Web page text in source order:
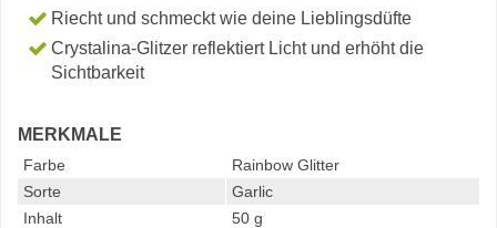
Riecht und schmeckt wie deine Lieblingsdüfte
Crystalina-Glitzer reflektiert Licht und erhöht die
Sichtbarkeit
MERKMALE
Farbe
Rainbow Glitter
Sorte
Garlic
Inhalt
50 g